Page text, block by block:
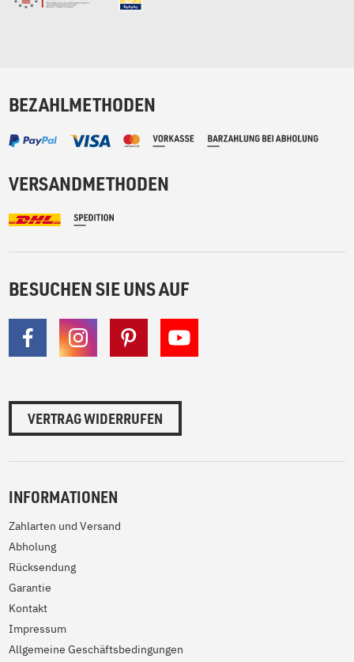
BEZAHLMETHODEN
VERSANDMETHODEN
BESUCHEN SIE UNS AUF
VERTRAG WIDERRUFEN
INFORMATIONEN
Zahlarten und Versand
Abholung
Rücksendung
Garantie
Kontakt
Impressum
Allgemeine Geschäftsbedingungen